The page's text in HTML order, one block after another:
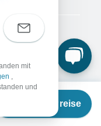
Termine & Preise
mit
,
und